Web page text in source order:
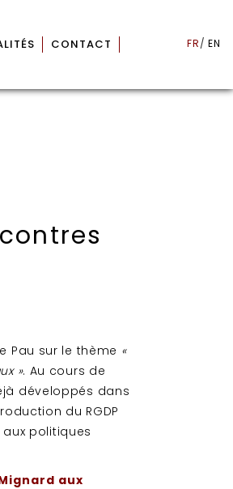
FR EN
CONTACT
Pau sur le thème «
». Au cours de
développés dans
du RGDP
politiques
aux